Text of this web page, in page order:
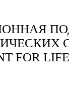
FOR